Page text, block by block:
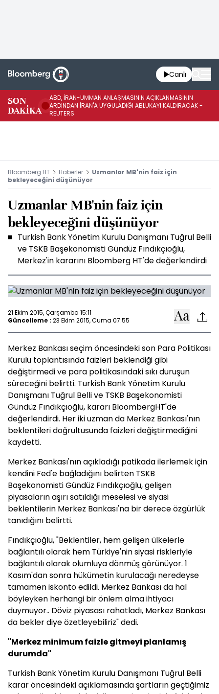
Canlı
SON
DAKİKA
ABD, İRAN-UMMAN ANLAŞMASININ AÇIKLANMASININ
ARDINDAN İRAN'A UYGULADIĞI ABLUKAYI KALDIRACAK -
REUTERS
Bloomberg HT Haberler
Uzmanlar MB'nin faiz için
bekleyeceğini düşünüyor
Uzmanlar MB'nin faiz için
bekleyeceğini düşünüyor
Turkish Bank Yönetim Kurulu Danışmanı Tuğrul Belli
ve TSKB Başekonomisti Gündüz Fındıkçıoğlu,
Merkez'in kararını Bloomberg HT'de değerlendirdi
21 Ekim 2015, Çarşamba 15:11
Güncelleme : 23 Ekim 2015, Cuma 07:55
Merkez Bankası seçim öncesindeki son Para Politikası
Kurulu toplantısında faizleri beklendiği gibi
değiştirmedi ve para politikasındaki sıkı duruşun
süreceğini belirtti. Turkish Bank Yönetim Kurulu
Danışmanı Tuğrul Belli ve TSKB Başekonomisti
Gündüz Fındıkçıoğlu, kararı BloombergHT'de
değerlendirdi. Her iki uzman da Merkez Bankası'nın
beklentileri doğrultusunda faizleri değiştirmediğini
kaydetti.
Merkez Bankası'nın açıkladığı patikada ilerlemek için
kendini Fed'e bağladığını belirten TSKB
Başekonomisti Gündüz Fındıkçıoğlu, gelişen
piyasaların aşırı satıldığı meselesi ve siyasi
beklentilerin Merkez Bankası'na bir derece özgürlük
tanıdığını belirtti.
Fındıkçıoğlu, "Beklentiler, hem gelişen ülkelerle
bağlantılı olarak hem Türkiye'nin siyasi riskleriyle
bağlantılı olarak olumluya dönmüş görünüyor. 1
Kasım'dan sonra hükümetin kurulacağı neredeyse
tamamen iskonto edildi. Merkez Bankası da hal
böyleyken herhangi bir önlem alma ihtiyacı
duymuyor.. Döviz piyasası rahatladı, Merkez Bankası
da bekler diye özetleyebiliriz" dedi.
"Merkez minimum faizle gitmeyi planlamış
durumda"
Turkish Bank Yönetim Kurulu Danışmanı Tuğrul Belli
karar öncesindeki açıklamasında şartların geçtiğimiz